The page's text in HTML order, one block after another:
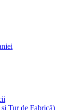
Tur de Fabrică)